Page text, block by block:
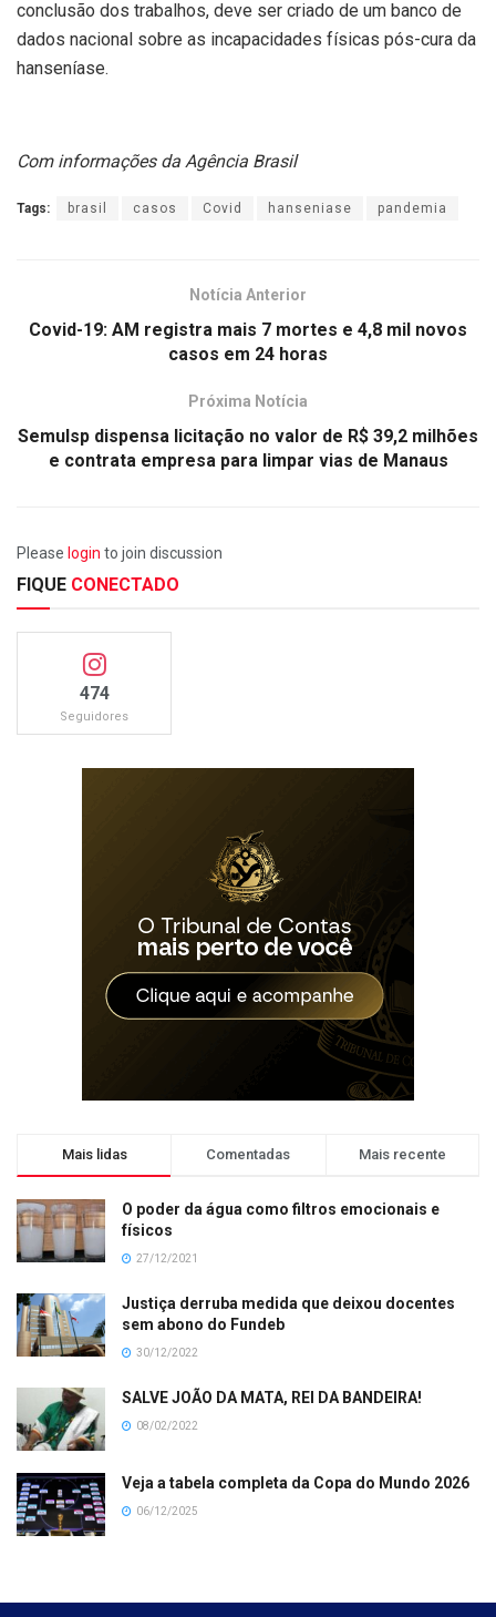
conclusão dos trabalhos, deve ser criado de um banco de
dados nacional sobre as incapacidades físicas pós-cura da
hanseníase.
Com informações da Agência Brasil
Tags: brasil casos Covid hanseniase pandemia
Notícia Anterior
Covid-19: AM registra mais 7 mortes e 4,8 mil novos
casos em 24 horas
Próxima Notícia
Semulsp dispensa licitação no valor de R$ 39,2 milhões
e contrata empresa para limpar vias de Manaus
Please login to join discussion
FIQUE CONECTADO
474
Seguidores
Mais lidas Comentadas Mais recente
O poder da água como filtros emocionais e
físicos
27/12/2021
Justiça derruba medida que deixou docentes
sem abono do Fundeb
30/12/2022
SALVE JOÃO DA MATA, REI DA BANDEIRA!
08/02/2022
Veja a tabela completa da Copa do Mundo 2026
06/12/2025